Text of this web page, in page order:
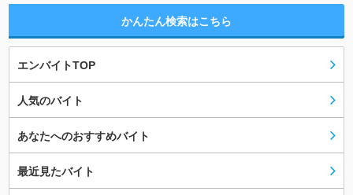
かんたん検索はこちら
エンバイトTOP
人気のバイト
あなたへのおすすめバイト
最近見たバイト